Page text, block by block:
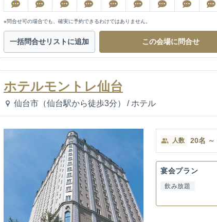
※問合せ可の場合でも、確実に予約できるわけではありません。
一括問合せリストに追加 この会場に問合せ
ホテルモントレ仙台
仙台市（仙台駅から徒歩3分） / ホテル
人数 20名 ～
宴会プラン
飲み放題